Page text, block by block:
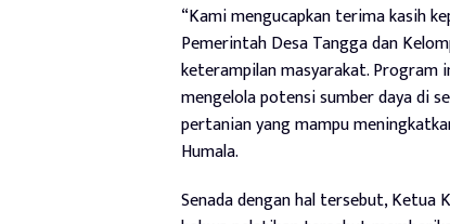
“Kami mengucapkan terima kasih
Pemerintah Desa Tangga dan
keterampilan masyarakat. Program
mengelola potensi sumber daya di
pertanian yang mampu
Humala.
Senada dengan hal tersebut, Ketua